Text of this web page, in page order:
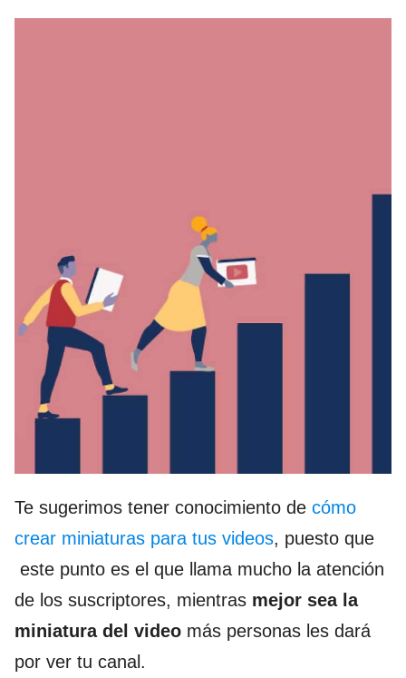
Te sugerimos tener conocimiento de cómo
crear miniaturas para tus videos, puesto que
este punto es el que llama mucho la atención
de los suscriptores, mientras mejor sea la
miniatura del video más personas les dará
por ver tu canal.